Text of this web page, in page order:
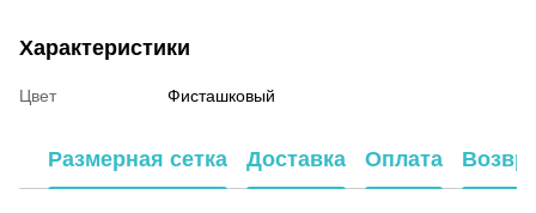
Характеристики
Цвет Фисташковый
Размерная сетка Доставка Оплата